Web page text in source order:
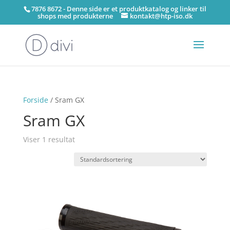
7876 8672 - Denne side er et produktkatalog og linker til
shops med produkterne kontakt@htp-iso.dk
Forside/ Sram GX
Sram GX
Viser 1 resultat